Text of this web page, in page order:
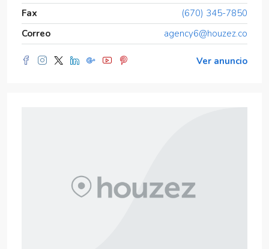
Fax
(670) 345-7850
Correo
agency6@houzez.co
Ver anuncio